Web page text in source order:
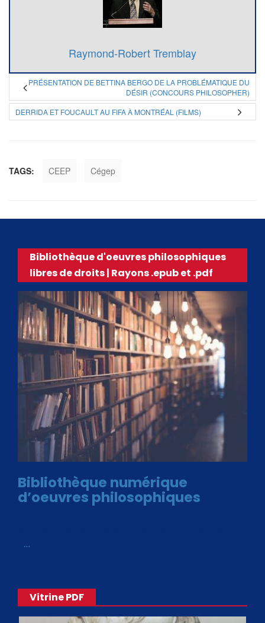
Raymond-Robert Tremblay
PRÉSENTATION DE BETTINA BERGO DE LA PROBLÉMATIQUE DU
DÉSIR (CONCOURS PHILOSOPHER)
DERRIDA ET FOUCAULT AU FIFA À MONTRÉAL (FILMS)
TAGS: CEEP Cégep
Bibliothèque d'oeuvres philosophiques
libres de droits | Rayons .epub et .pdf
Bibliothèque numérique
d’oeuvres philosophiques
…
Vitrine PDF